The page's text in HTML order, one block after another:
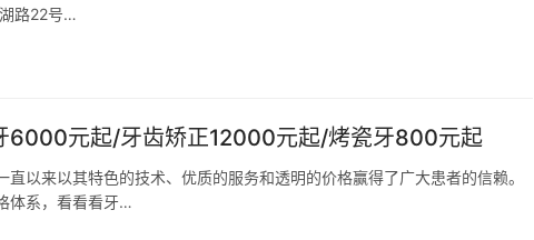
路22号…
6000元起/牙齿矫正12000元起/烤瓷牙800元起
以来以其特色的技术、优质的服务和透明的价格赢得了广大患者的信赖。
体系，看看看牙…